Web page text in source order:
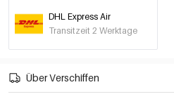
DHL Express Air
Transitzeit 2 Werktage
Über Verschiffen